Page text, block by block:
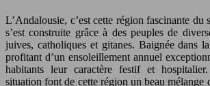
L’Andalousie, c’est cette région fascinante du
s’est construite grâce à des peuples de
juives, catholiques et gitanes. Baignée dans
profitant d’un ensoleillement annuel
habitants leur caractère festif et
situation font de cette région un beau mélange